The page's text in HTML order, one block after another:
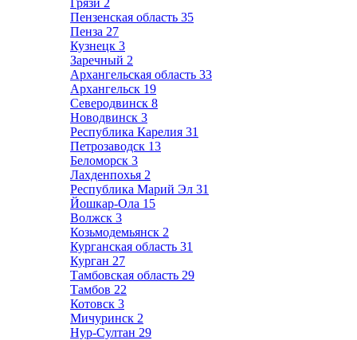
Грязи 2
Пензенская область 35
Пенза 27
Кузнецк 3
Заречный 2
Архангельская область 33
Архангельск 19
Северодвинск 8
Новодвинск 3
Республика Карелия 31
Петрозаводск 13
Беломорск 3
Лахденпохья 2
Республика Марий Эл 31
Йошкар-Ола 15
Волжск 3
Козьмодемьянск 2
Курганская область 31
Курган 27
Тамбовская область 29
Тамбов 22
Котовск 3
Мичуринск 2
Нур-Султан 29